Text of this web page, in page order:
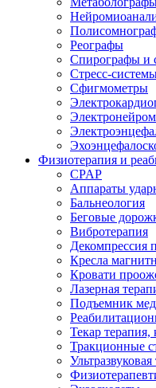
Реографы
Спирографы и
Стресс-
Сфигмометры
Физиотерапия и
CPAP
Аппараты
Бальнеология
Беговые
Вибротерапия
Декомпрессия
Кресла
Кровати
Лазерная
Подъемник
Текар терапия,
Тракционные